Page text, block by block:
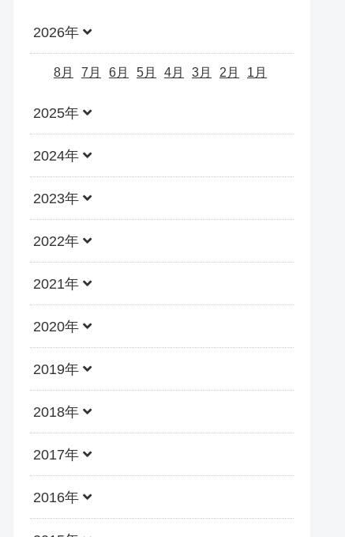
2026年
8月 7月 6月 5月 4月 3月 2月 1月
2025年
2024年
2023年
2022年
2021年
2020年
2019年
2018年
2017年
2016年